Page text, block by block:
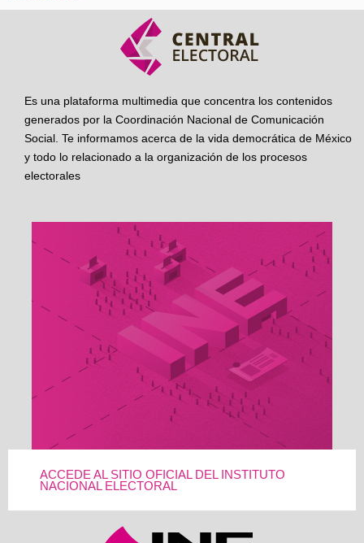
Es una plataforma multimedia que concentra los contenidos
generados por la Coordinación Nacional de Comunicación
Social. Te informamos acerca de la vida democrática de México
y todo lo relacionado a la organización de los procesos
electorales
ACCEDE AL SITIO OFICIAL DEL INSTITUTO
NACIONAL ELECTORAL